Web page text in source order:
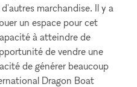
marchandise. Il y a
un espace pour cet
à atteindre de
de vendre une
de générer beaucoup
Dragon Boat